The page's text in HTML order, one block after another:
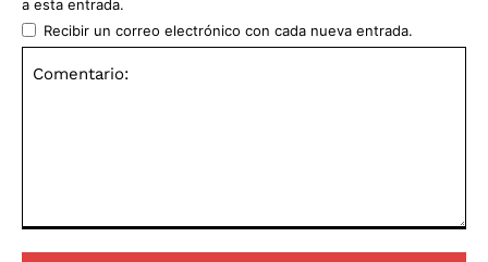
a esta entrada.
Recibir un correo electrónico con cada nueva entrada.